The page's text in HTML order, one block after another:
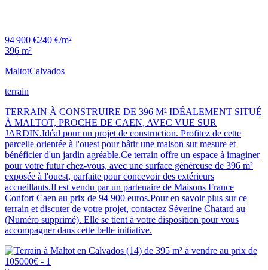
94 900 €240 €/m²
396 m²
MaltotCalvados
terrain
TERRAIN À CONSTRUIRE DE 396 M² IDÉALEMENT SITUÉ
À MALTOT, PROCHE DE CAEN, AVEC VUE SUR
JARDIN.Idéal pour un projet de construction. Profitez de cette
parcelle orientée à l'ouest pour bâtir une maison sur mesure et
bénéficier d'un jardin agréable.Ce terrain offre un espace à imaginer
pour votre futur chez-vous, avec une surface généreuse de 396 m²
exposée à l'ouest, parfaite pour concevoir des extérieurs
accueillants.Il est vendu par un partenaire de Maisons France
Confort Caen au prix de 94 900 euros.Pour en savoir plus sur ce
terrain et discuter de votre projet, contactez Séverine Chatard au
(Numéro supprimé). Elle se tient à votre disposition pour vous
accompagner dans cette belle initiative.